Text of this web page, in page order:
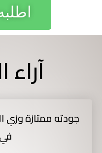
جودته ممتازة وزي